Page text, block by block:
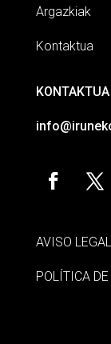
Argazkiak
Kontaktua
KONTAKTUA
AVISO LEGAL
POLÍTICA